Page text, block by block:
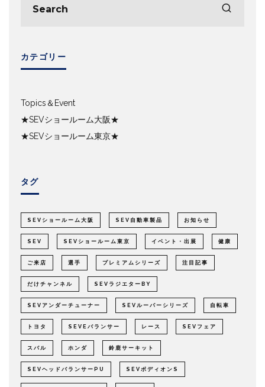
カテゴリー
Topics＆Event
★SEVショールーム大阪★
★SEVショールーム東京★
タグ
SEVショールーム大阪 SEV自動車製品 お知らせ
SEV SEVショールーム東京 イベント・出展 健康
ご来店 選手 プレミアムシリーズ 注目記事
だけチャンネル SEVラジエターBY
SEVアンダーチューナー SEVルーパーシリーズ 自転車
トヨタ SEVEバランサー レース SEVフェア
スバル ホンダ 鈴鹿サーキット
SEVヘッドバランサーPU SEVボディオンS